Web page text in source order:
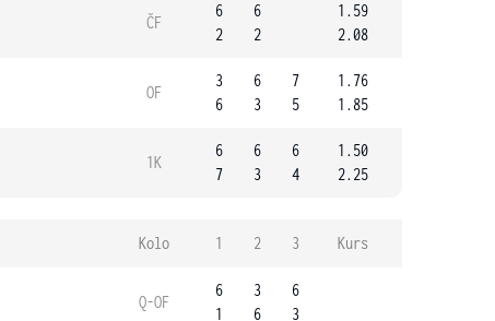
ČF
6
2
6
2
1.59
2.08
OF
3
6
6
3
7
5
1.76
1.85
1K
6
7
6
3
6
4
1.50
2.25
Kolo 1 2 3 Kurs
Q-OF
6
1
3
6
6
3